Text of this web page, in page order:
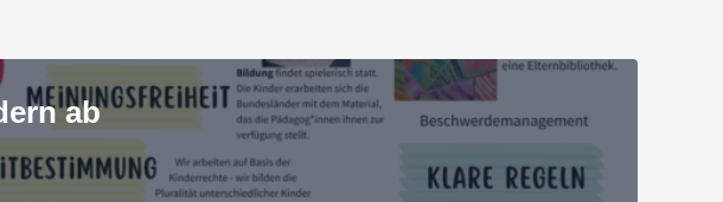
ab